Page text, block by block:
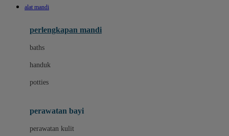
Leapfrog
London Taxi
Love To Dream
alat mandi
perlengkapan mandi
baths
handuk
potties
perawatan bayi
perawatan kulit